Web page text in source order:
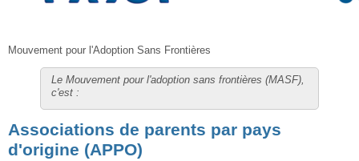
Mouvement pour l'Adoption Sans Frontières
Le Mouvement pour l'adoption sans frontières (MASF),
c'est :
Associations de parents par pays
d'origine (APPO)